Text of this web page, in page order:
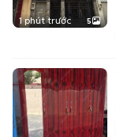
1 phút trước 5